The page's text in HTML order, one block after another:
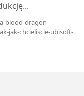
blood-dragon-
jak-chcieliscie-ubisoft-